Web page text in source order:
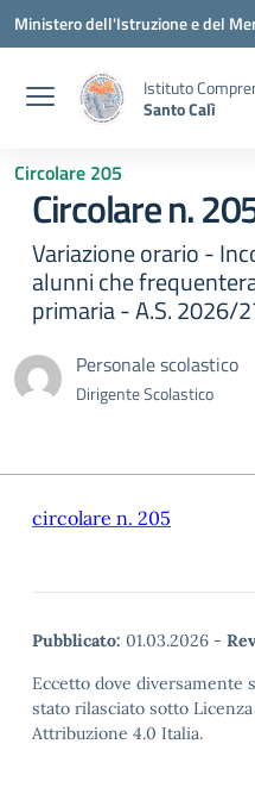
Vai ai contenuti
Vai al menu di navigazione
Vai al footer
Ministero dell'Istruzione e del
Istituto
Santo Calì
Circolare 205
Circolare n.
Variazione orario -
alunni che
primaria - A.S. 2026/
Personale scolastico
Dirigente Scolastico
circolare n. 205
Pubblicato: 01.03.2026 -
Eccetto dove diversamente
stato rilasciato sotto
Attribuzione 4.0 Italia.